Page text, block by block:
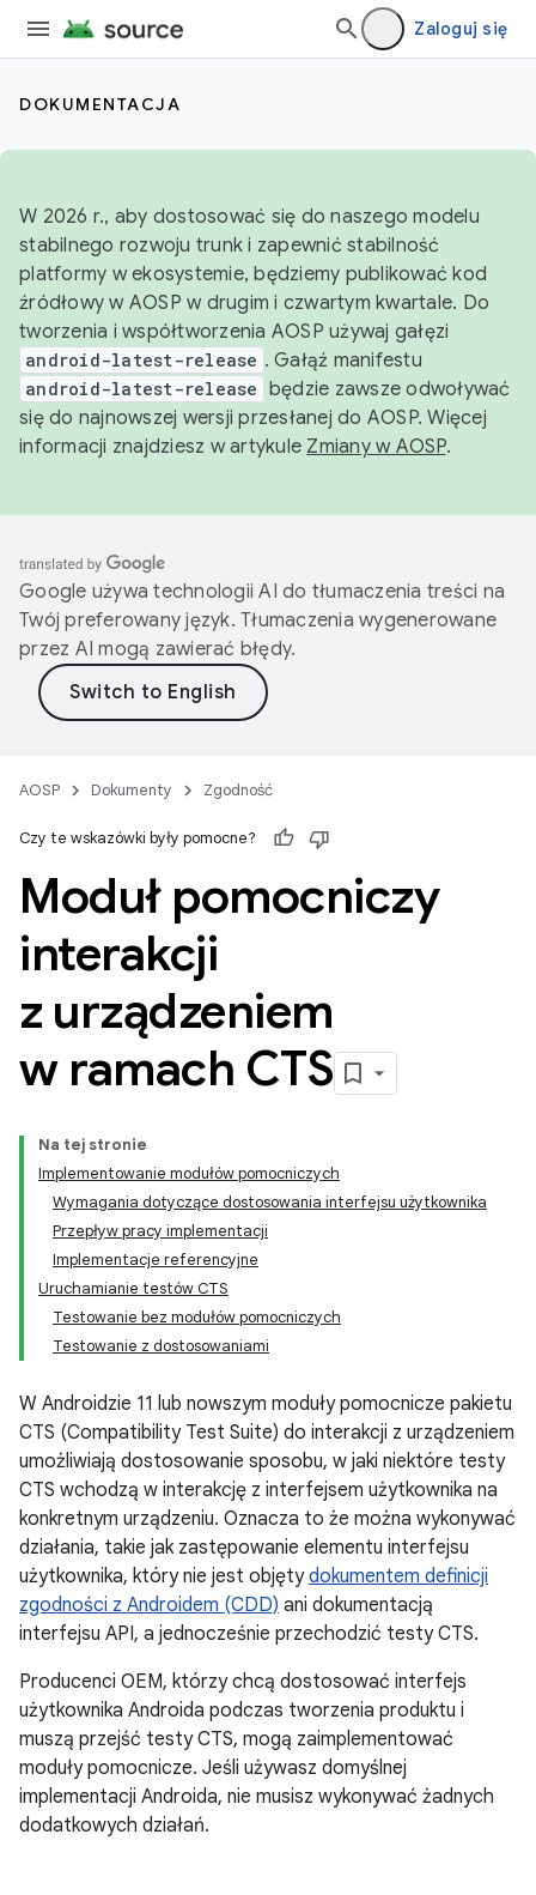
Zaloguj się
DOKUMENTACJA
W 2026 r., aby dostosować się do naszego modelu
stabilnego rozwoju trunk i zapewnić stabilność
platformy w ekosystemie, będziemy publikować kod
źródłowy w AOSP w drugim i czwartym kwartale. Do
tworzenia i współtworzenia AOSP używaj gałęzi
android-latest-release . Gałąź manifestu
android-latest-release będzie zawsze odwoływać
się do najnowszej wersji przesłanej do AOSP. Więcej
informacji znajdziesz w artykule Zmiany w AOSP.
Google używa technologii AI do tłumaczenia treści na
Twój preferowany język. Tłumaczenia wygenerowane
przez AI mogą zawierać błędy.
AOSP Dokumenty Zgodność
Czy te wskazówki były pomocne?
Moduł pomocniczy
interakcji
z urządzeniem
w ramach CTS
Na tej stronie
Implementowanie modułów pomocniczych
Wymagania dotyczące dostosowania interfejsu użytkownika
Przepływ pracy implementacji
Implementacje referencyjne
Uruchamianie testów CTS
Testowanie bez modułów pomocniczych
Testowanie z dostosowaniami
W Androidzie 11 lub nowszym moduły pomocnicze pakietu
CTS (Compatibility Test Suite) do interakcji z urządzeniem
umożliwiają dostosowanie sposobu, w jaki niektóre testy
CTS wchodzą w interakcję z interfejsem użytkownika na
konkretnym urządzeniu. Oznacza to że można wykonywać
działania, takie jak zastępowanie elementu interfejsu
użytkownika, który nie jest objętydokumentem definicji
zgodności z Androidem (CDD) ani dokumentacją
interfejsu API, a jednocześnie przechodzić testy CTS.
Producenci OEM, którzy chcą dostosować interfejs
użytkownika Androida podczas tworzenia produktu i
muszą przejść testy CTS, mogą zaimplementować
moduły pomocnicze. Jeśli używasz domyślnej
implementacji Androida, nie musisz wykonywać żadnych
dodatkowych działań.